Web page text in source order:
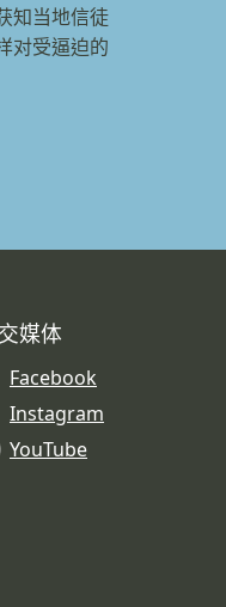
知当地信徒
对受逼迫的
媒体
Facebook
Instagram
YouTube